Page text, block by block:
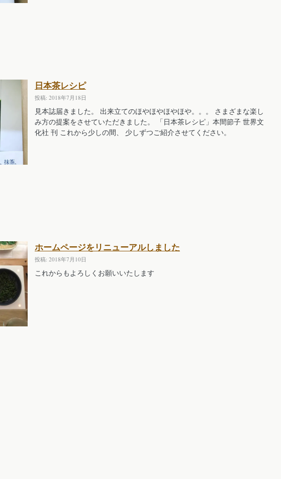
日本茶レシピ
投稿: 2018年7月18日
見本誌届きました。 出来立てのほやほやほやほや。。。 さまざまな楽し
み方の提案をさせていただきました。 「日本茶レシピ」本間節子 世界文
化社 刊 これから少しの間、 少しずつご紹介させてください。
ホームページをリニューアルしました
投稿: 2018年7月10日
これからもよろしくお願いいたします